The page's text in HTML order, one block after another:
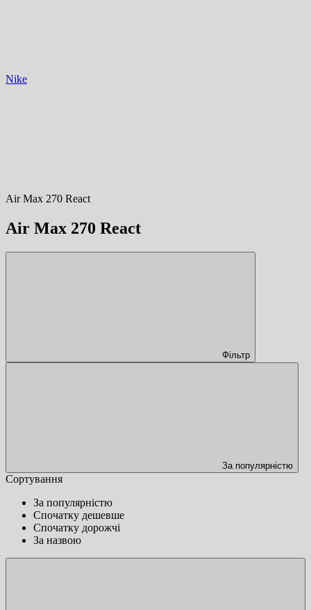
Nike
Air Max 270 React
Air Max 270 React
Фільтр
За популярністю
Сортування
За популярністю
Спочатку дешевше
Спочатку дорожчі
За назвою